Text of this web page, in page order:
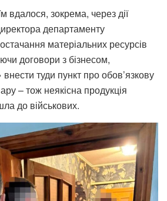
вдалося, зокрема, через дії
департаменту
матеріальних ресурсів
договори з бізнесом,
туди пункт про обов’язкову
– тож неякісна продукція
до військових.